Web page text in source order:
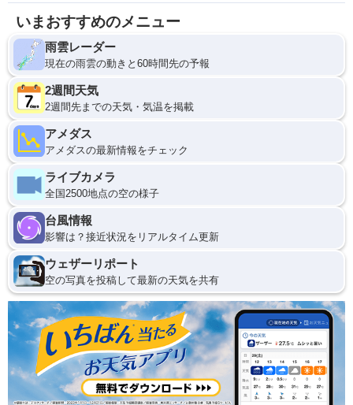
いまおすすめのメニュー
雨雲レーダー
現在の雨雲の動きと60時間先の予報
2週間天気
2週間先までの天気・気温を掲載
アメダス
アメダスの最新情報をチェック
ライブカメラ
全国2500地点の空の様子
台風情報
影響は？接近状況をリアルタイム更新
ウェザーリポート
空の写真を投稿して最新の天気を共有